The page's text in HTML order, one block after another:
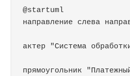
@startuml
направление слева
актер "Система
прямоугольник